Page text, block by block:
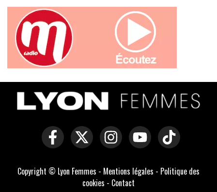
Copyright © Lyon Femmes - Mentions légales - Politique des
cookies - Contact